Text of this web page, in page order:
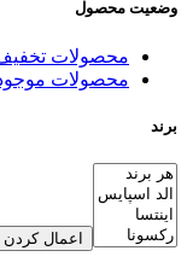
وضعیت محصول
محصولات تخفیف
محصولات
برند
اعمال کردن